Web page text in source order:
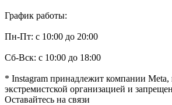
График работы:
Пн-Пт: с 10:00 до 20:00
Сб-Вск: с 10:00 до 18:00
* Instagram принадлежит компании Meta,
экстремистской организацией и
Оставайтесь на связи